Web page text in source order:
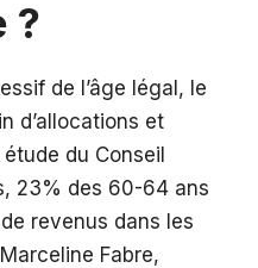
?
de l’âge légal, le
d’allocations et
du Conseil
23% des 60-64 ans
revenus dans les
Fabre,